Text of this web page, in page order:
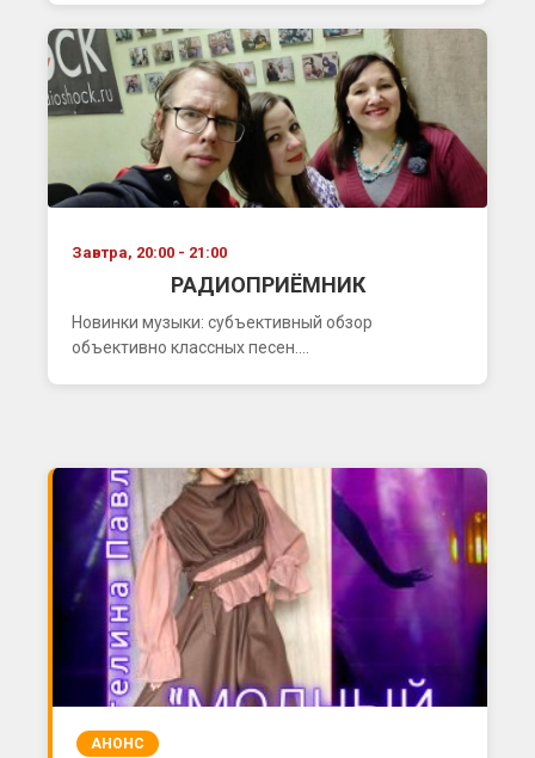
Завтра, 20:00 - 21:00
РАДИОПРИЁМНИК
Новинки музыки: субъективный обзор
объективно классных песен....
АНОНС